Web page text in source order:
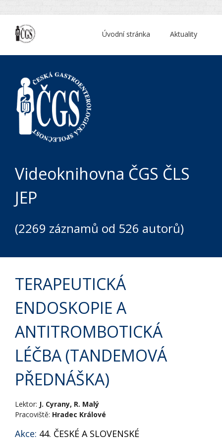
Aktuality
Úvodní stránka
Videoknihovna ČGS ČLS
JEP
(2269 záznamů od 526 autorů)
TERAPEUTICKÁ
ENDOSKOPIE A
ANTITROMBOTICKÁ
LÉČBA (TANDEMOVÁ
PŘEDNÁŠKA)
Lektor: J. Cyrany, R. Malý
Pracoviště: Hradec Králové
Akce: 44. ČESKÉ A SLOVENSKÉ